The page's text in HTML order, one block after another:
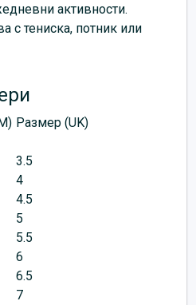
активности.
с тениска, потник или
Размер (UK)
3.5
4
4.5
5
5.5
6
6.5
7